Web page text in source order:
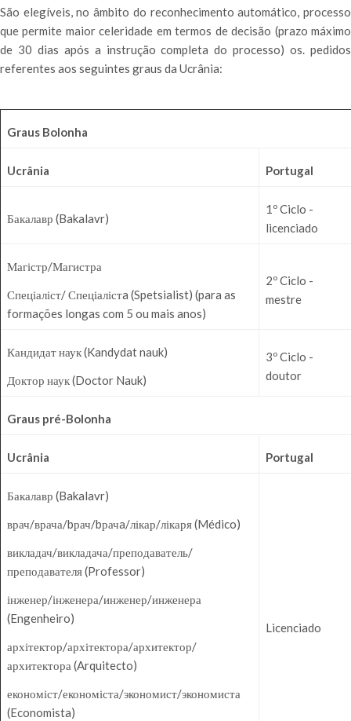
São elegíveis, no âmbito do reconhecimento automático, processo
que permite maior celeridade em termos de decisão (prazo máximo
de 30 dias após a instrução completa do processo) os. pedidos
referentes aos seguintes graus da Ucrânia:
Graus Bolonha
Ucrânia Portugal
Бакалавр (Bakalavr)
1º Ciclo -
licenciado
Магістр/Магистра
Спеціаліст/ Спеціалістa (Spetsialist) (para as
formações longas com 5 ou mais anos)
2º Ciclo -
mestre
Кандидат наук (Kandydat nauk)
Доктор наук (Doctor Nauk)
3º Ciclo -
doutor
Graus pré-Bolonha
Ucrânia Portugal
Бакалавр (Bakalavr)
врач/врача/bрач/bрачa/лікар/лікаря (Médico)
викладач/викладача/преподаватель/
преподавателя (Professor)
інженер/інженера/инженер/инженера
(Engenheiro)
архітектор/архітектора/архитектор/
архитектора (Arquitecto)
економіст/економіста/экономист/экономиста
(Economista)
Licenciado